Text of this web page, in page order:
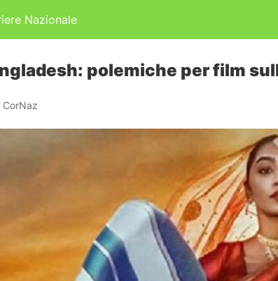
Nazionale
polemiche per film
CorNaz